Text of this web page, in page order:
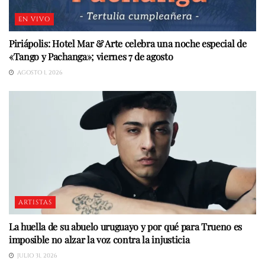
EN VIVO
Piriápolis: Hotel Mar & Arte celebra una noche especial de
«Tango y Pachanga»; viernes 7 de agosto
AGOSTO 1, 2026
ARTISTAS
La huella de su abuelo uruguayo y por qué para Trueno es
imposible no alzar la voz contra la injusticia
JULIO 31, 2026